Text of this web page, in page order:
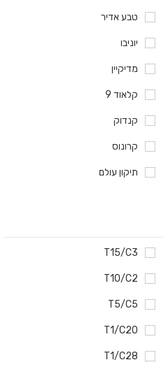
טבע אדיר
יוניבו
מדיקיין
קלאוד 9
קנדוק
קרונוס
תיקון עולם
T15/C3
T10/C2
T5/C5
T1/C20
T1/C28